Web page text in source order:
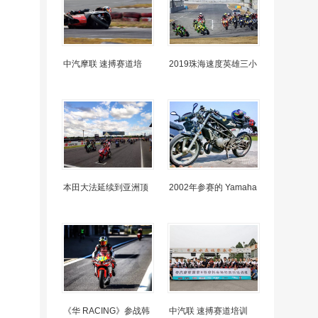
中汽摩联 速搏赛道培 2019珠海速度英雄三小
本田大法延续到亚洲顶 2002年参赛的 Yamaha
《华 RACING》参战韩 中汽联 速搏赛道培训